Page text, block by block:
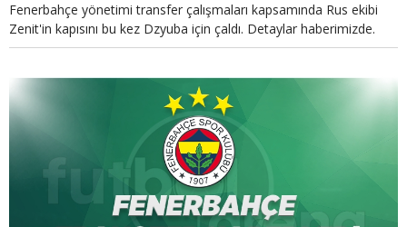
Fenerbahçe yönetimi transfer çalışmaları kapsamında Rus ekibi
Zenit'in kapısını bu kez Dzyuba için çaldı. Detaylar haberimizde.